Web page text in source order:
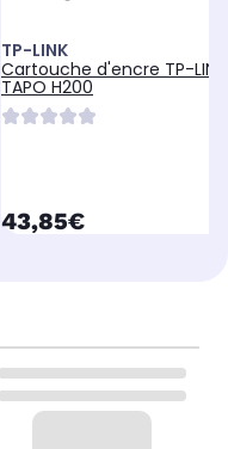
TP-LINK
Cartouche d'encre TP-LINK
TAPO H200
currentPrice
43,85€